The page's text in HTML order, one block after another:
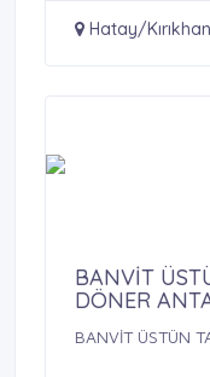
Hatay/Kırıkhan
BANVİT
DÖNER
BANVİT ÜSTÜN